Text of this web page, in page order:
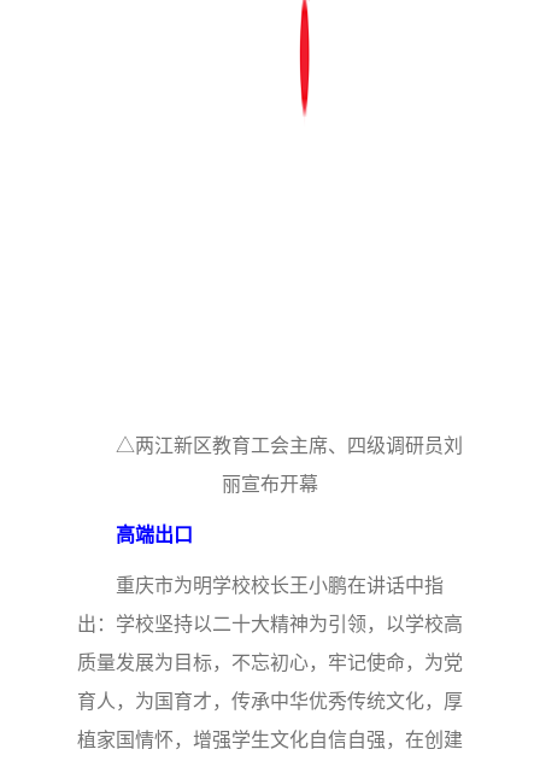
△两江新区教育工会主席、四级调研员刘
丽宣布开幕
高端出口
重庆市为明学校校长王小鹏在讲话中指
出：学校坚持以二十大精神为引领，以学校高
质量发展为目标，不忘初心，牢记使命，为党
育人，为国育才，传承中华优秀传统文化，厚
植家国情怀，增强学生文化自信自强，在创建